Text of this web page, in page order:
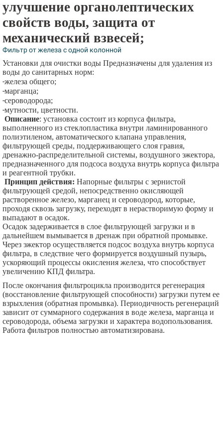
улучшение органолептических
свойств воды, защита от
механический взвесей;
Фильтр от железа с одной колонной
Установки для очистки воды Предназначены для удаления из
воды до санитарных норм:
-железа общего;
-марганца;
-сероводорода;
-мутности, цветности.
Описание: установка состоит из корпуса фильтра,
выполненного из стеклопластика внутри ламинированного
полиэтиленом, автоматического клапана управления,
фильтрующей среды, поддерживающего слоя гравия,
дренажно-распределительной системы, воздушного эжектора,
предназначенного для подсоса воздуха внутрь корпуса фильтра
и реагентной трубки.
Принцип действия: Напорные фильтры с зернистой
фильтрующей средой, непосредственно окисляющей
растворенное железо, марганец и сероводород, которые,
проходя сквозь загрузку, переходят в нерастворимую форму и
выпадают в осадок.
Осадок задерживается в слое фильтрующей загрузки и в
дальнейшем вымывается в дренаж при обратной промывке.
Через эжектор осуществляется подсос воздуха внутрь корпуса
фильтра, в следствие чего формируется воздушный пузырь,
ускоряющий процессы окисления железа, что способствует
увеличению КПД фильтра.
После окончания фильтроцикла производится регенерация
(восстановление фильтрующей способности) загрузки путем ее
взрыхления (обратная промывка). Периодичность регенераций
зависит от суммарного содержания в воде железа, марганца и
сероводорода, объема загрузки и характера водопользования.
Работа фильтров полностью автоматизирована.